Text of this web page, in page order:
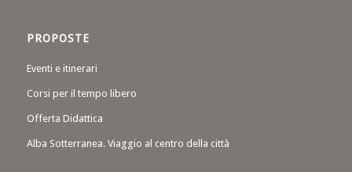
PROPOSTE
Eventi e itinerari
Corsi per il tempo libero
Offerta Didattica
Alba Sotterranea. Viaggio al centro della città